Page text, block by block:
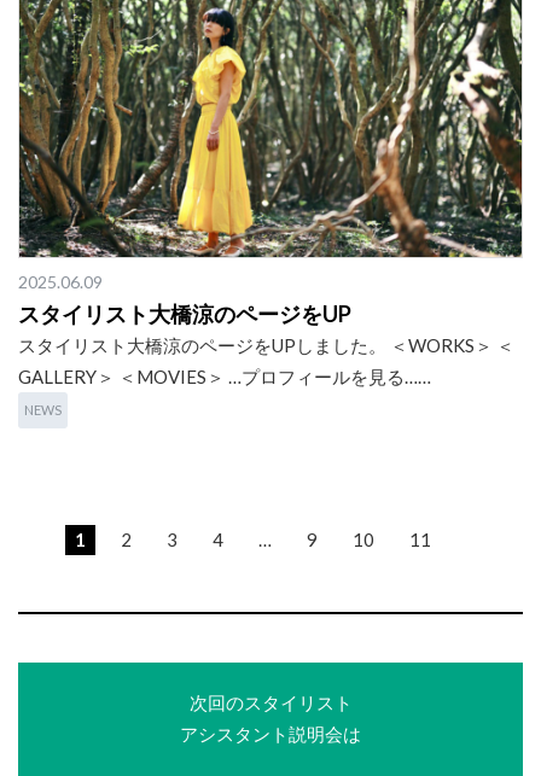
2025.06.09
スタイリスト大橋涼のページをUP
スタイリスト大橋涼のページをUPしました。 ＜WORKS＞ ＜
GALLERY＞ ＜MOVIES＞ …プロフィールを見る……
NEWS
1 2 3 4 … 9 10 11
次回のスタイリスト
アシスタント説明会は